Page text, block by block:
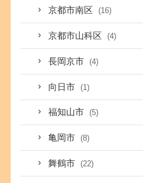
京都市南区 (16)
京都市山科区 (4)
長岡京市 (4)
向日市 (1)
福知山市 (5)
亀岡市 (8)
舞鶴市 (22)